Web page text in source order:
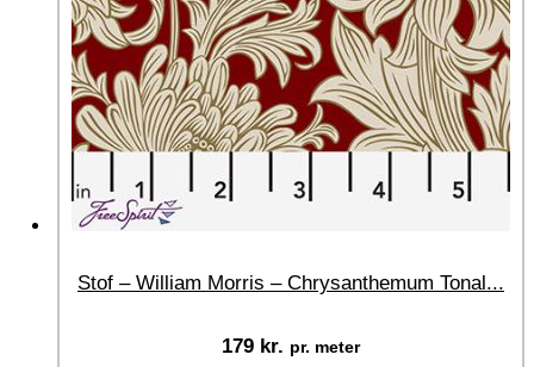
Stof – William Morris – Chrysanthemum Tonal...
179 kr. pr. meter